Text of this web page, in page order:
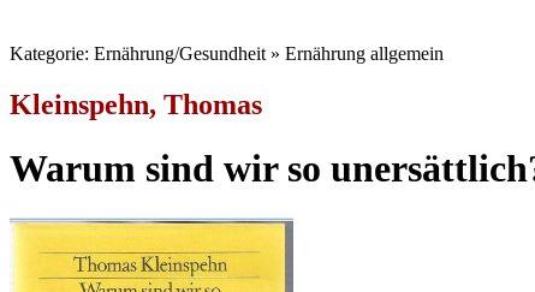
Kategorie: Ernährung/Gesundheit » Ernährung allgemein
Kleinspehn, Thomas
Warum sind wir so